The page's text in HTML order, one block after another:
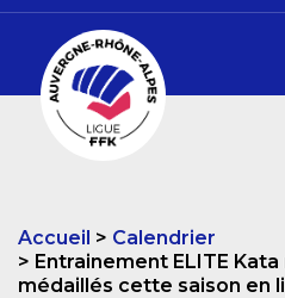
Accueil
Calendrier
Entrainement ELITE
médaillés cette saison en